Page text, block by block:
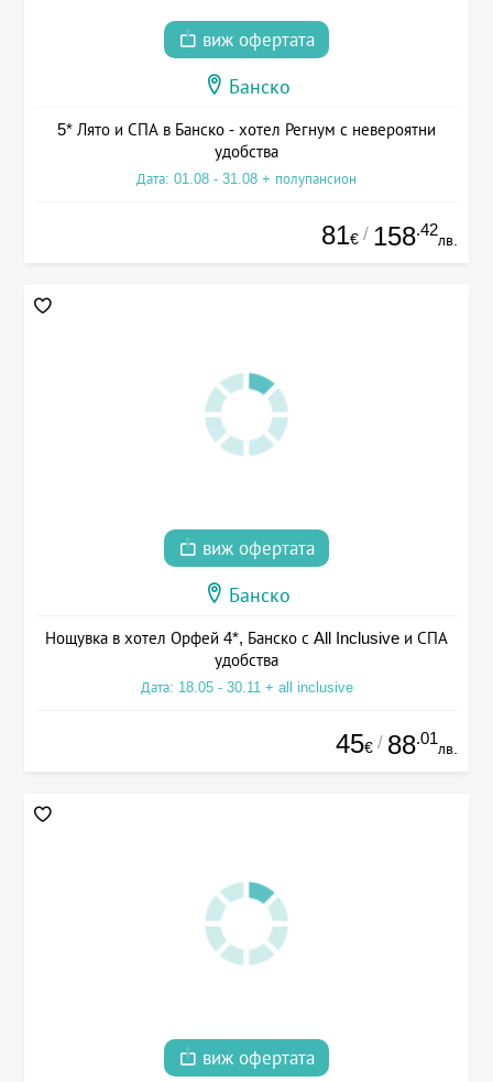
виж офертата
Банско
5* Лято и СПА в Банско - хотел Регнум с невероятни
удобства
Дата: 01.08 - 31.08 + полупансион
81€ / 158.42
лв.
виж офертата
Банско
Нощувка в хотел Орфей 4*, Банско с All Inclusive и СПА
удобства
Дата: 18.05 - 30.11 + all inclusive
45€ / 88.01
лв.
виж офертата